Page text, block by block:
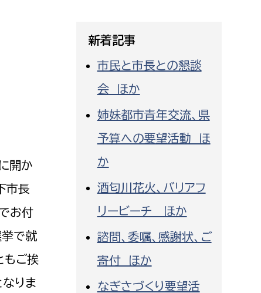
予防課
情報司令課
消防課
警防第1課
警防第2課
監査事務局
監査事務局
開か
市長
お付
挙で就
もご挨
りま
新着記事
市民と市長との懇談
会 ほか
姉妹都市青年交流、県
予算への要望活動 ほ
か
酒匂川花火、バリアフ
リービーチ ほか
諮問、委嘱、感謝状、ご
寄付 ほか
なぎさづくり要望活